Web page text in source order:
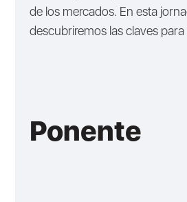
de los mercados. En esta
descubriremos las claves
Ponente